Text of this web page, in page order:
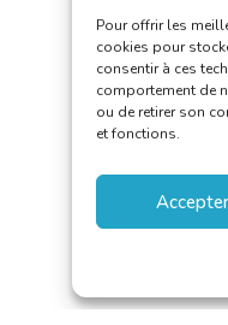
Pour offrir les
cookies pour
consentir à ces
comportement de
ou de retirer son
et fonctions.
Accepter